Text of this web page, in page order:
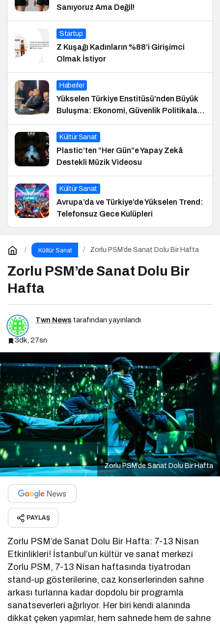
Sanıyoruz Ama Değil!
Startup
Z Kuşağı Kadınların %88’i Girişimci
Olmak İstiyor
Haberler
Yükselen Türkiye Enstitüsü’nden Büyük
Buluşma: Ekonomi, Güvenlik Politikaları
ve Hukuk Konferansı
Kültür Sanat
Plastic’ten “Her Gün”e Yapay Zekâ
Destekli Müzik Videosu
Kültür Sanat
Avrupa’da ve Türkiye’de Yükselen Trend:
Telefonsuz Gece Kulüpleri
Kültür Sanat Zorlu PSM’de Sanat Dolu Bir Hafta
Zorlu PSM’de Sanat Dolu Bir
Hafta
Twn News tarafından yayınlandı
3dk, 27sn
Zorlu PSM’de Sanat Dolu Bir Hafta
PAYLAŞ
Zorlu PSM’de Sanat Dolu Bir Hafta: 7-13 Nisan
Etkinlikleri! İstanbul’un kültür ve sanat merkezi
Zorlu PSM, 7-13 Nisan haftasında tiyatrodan
stand-up gösterilerine, caz konserlerinden sahne
arkası turlarına kadar dopdolu bir programla
sanatseverleri ağırlıyor. Her biri kendi alanında
dikkat çeken yapımlar, hem sahnede hem de sahne